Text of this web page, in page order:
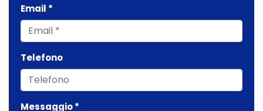
Email *
Telefono
Messaggio *